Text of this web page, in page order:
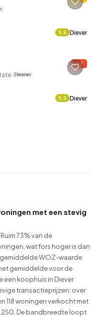
5.5 Diever
F
2 bronnen
5.5 Diever
met een stevig
73% van de
wat fors hoger is dan
gemiddelde WOZ-waarde
gemiddelde voor de
een koophuis in Diever
transactieprijzen: over
118 woningen verkocht met
De bandbreedte loopt